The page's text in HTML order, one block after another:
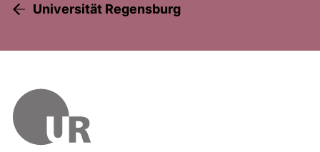
Universität Regensburg